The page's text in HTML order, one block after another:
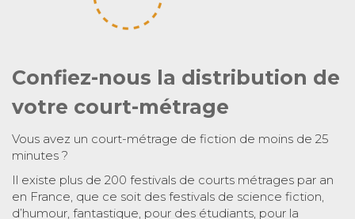
Confiez-nous la distribution de
votre court-métrage
Vous avez un court-métrage de fiction de moins de 25
minutes ?
Il existe plus de 200 festivals de courts métrages par an
en France, que ce soit des festivals de science fiction,
d’humour, fantastique, pour des étudiants, pour la